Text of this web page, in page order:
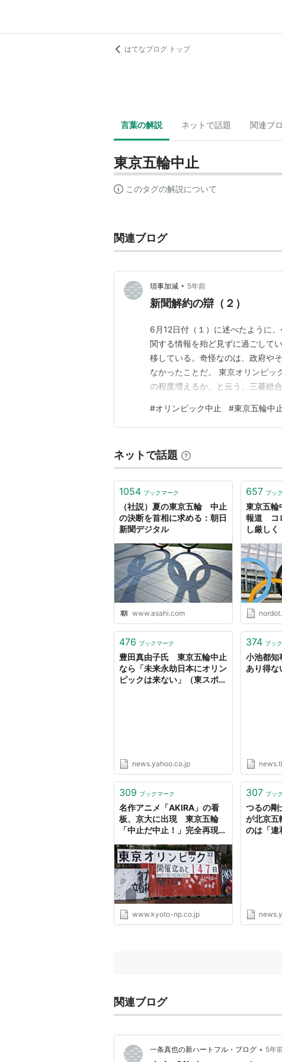
はてなブログ トップ
言葉の解説 ネットで話題 関連ブ
東京五輪中止
このタグの解説について
関連ブログ
瑣事加減 • 5年前
新聞解約の辯（２）
6月12日付（１）に述べたように
関する情報を殆ど見ずに過ごして
移している。奇怪なのは、政府や
なかったことだ。 東京オリンピッ
の程度増えるか、と云う、三菱総
で推移して来た。なんでそうなっ
式、それに検査抑制など、様々な
#オリンピック中止 #東京五輪中止
ネットで話題
1054 ブックマーク
（社説）夏の東京五輪 中止
の決断を首相に求める：朝日
新聞デジタル
www.asahi.com
657 ブッ
東京五輪
報道 コ
し厳しく
476 ブックマーク
豊田真由子氏 東京五輪中止
なら「未来永劫日本にオリン
ピックは来ない」（東スポ
news.yahoo.co.jp
374 ブッ
小池都知
あり得な
309 ブックマーク
名作アニメ「AKIRA」の看
板、京大に出現 東京五輪
「中止だ中止！」完全再現｜
新聞
www.kyoto-np.co.jp
307 ブッ
つるの
が北京五
のは「違
関連ブログ
一条真也の新ハートフル・ブログ • 5年